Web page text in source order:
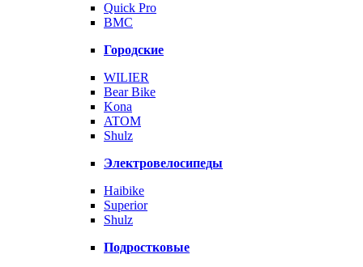
Quick Pro
BMC
Городские
WILIER
Bear Bike
Kona
ATOM
Shulz
Электровелосипеды
Haibike
Superior
Shulz
Подростковые